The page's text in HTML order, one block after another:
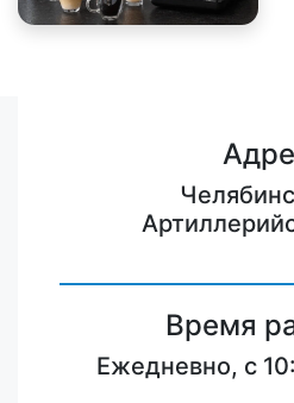
Время
Ежедневно, с